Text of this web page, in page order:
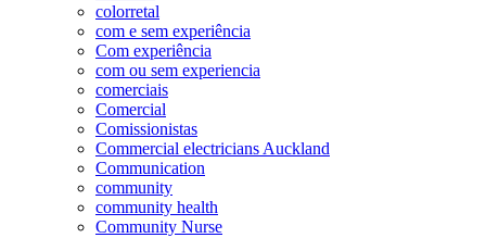
colorretal
com e sem experiência
Com experiência
com ou sem experiencia
comerciais
Comercial
Comissionistas
Commercial electricians Auckland
Communication
community
community health
Community Nurse